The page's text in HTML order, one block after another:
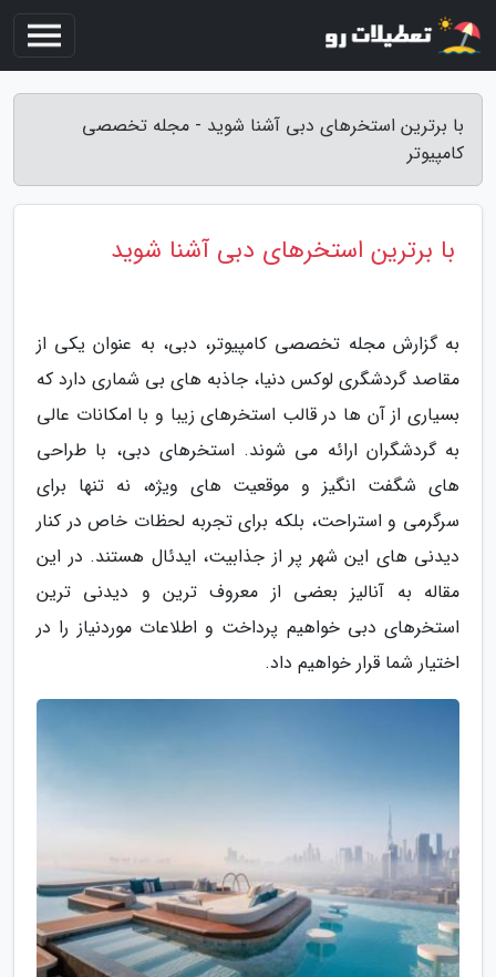
با برترین استخرهای دبی آشنا شوید - مجله تخصصی
کامپیوتر
با برترین استخرهای دبی آشنا شوید
به گزارش مجله تخصصی کامپیوتر، دبی، به عنوان یکی از
مقاصد گردشگری لوکس دنیا، جاذبه های بی شماری دارد که
بسیاری از آن ها در قالب استخرهای زیبا و با امکانات عالی
به گردشگران ارائه می شوند. استخرهای دبی، با طراحی
های شگفت انگیز و موقعیت های ویژه، نه تنها برای
سرگرمی و استراحت، بلکه برای تجربه لحظات خاص در کنار
دیدنی های این شهر پر از جذابیت، ایدئال هستند. در این
مقاله به آنالیز بعضی از معروف ترین و دیدنی ترین
استخرهای دبی خواهیم پرداخت و اطلاعات موردنیاز را در
اختیار شما قرار خواهیم داد.